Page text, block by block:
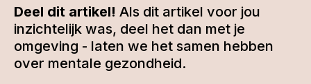
Deel dit artikel! Als dit artikel voor jou
inzichtelijk was, deel het dan met je
omgeving - laten we het samen hebben
over mentale gezondheid.